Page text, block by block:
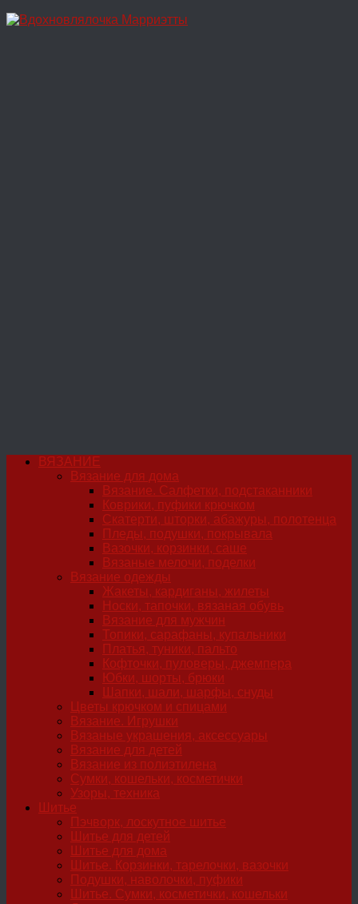
Перейти
ВЯЗАНИЕ
Вязание для дома
Вязание. Салфетки, подстаканники
Коврики, пуфики крючком
Скатерти, шторки, абажуры, полотенца
Пледы, подушки, покрывала
Вазочки, корзинки, саше
Вязаные мелочи, поделки
Вязание одежды
Жакеты, кардиганы, жилеты
Носки, тапочки, вязаная обувь
Вязание для мужчин
Топики, сарафаны, купальники
Платья, туники, пальто
Кофточки, пуловеры, джемпера
Юбки, шорты, брюки
Шапки, шали, шарфы, снуды
Цветы крючком и спицами
Вязание. Игрушки
Вязаные украшения, аксессуары
Вязание для детей
Вязание из полиэтилена
Сумки, кошельки, косметички
Узоры, техника
Шитье
Пэчворк, лоскутное шитье
Шитье для детей
Шитье для дома
Шитье. Корзинки, тарелочки, вазочки
Подушки, наволочки, пуфики
Шитье. Сумки, косметички, кошельки